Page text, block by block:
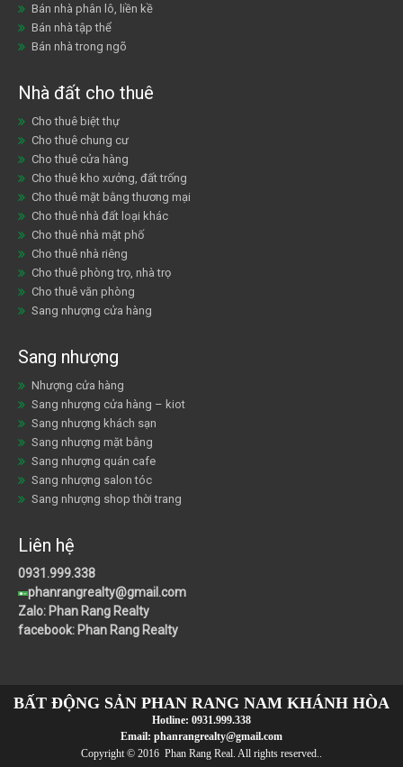
Bán nhà phân lô, liền kề
Bán nhà tập thể
Bán nhà trong ngõ
Nhà đất cho thuê
Cho thuê biệt thự
Cho thuê chung cư
Cho thuê cửa hàng
Cho thuê kho xưởng, đất trống
Cho thuê mặt bằng thương mại
Cho thuê nhà đất loại khác
Cho thuê nhà mặt phố
Cho thuê nhà riêng
Cho thuê phòng trọ, nhà trọ
Cho thuê văn phòng
Sang nhượng cửa hàng
Sang nhượng
Nhượng cửa hàng
Sang nhượng cửa hàng – kiot
Sang nhượng khách sạn
Sang nhượng mặt bằng
Sang nhượng quán cafe
Sang nhượng salon tóc
Sang nhượng shop thời trang
Liên hệ
0931.999.338
phanrangrealty@gmail.com
Zalo: Phan Rang Realty
facebook: Phan Rang Realty
BẤT ĐỘNG SẢN PHAN RANG NAM KHÁNH HÒA
Hotline: 0931.999.338
Email: phanrangrealty@gmail.com
Copyright © 2016 Phan Rang Real. All rights reserved..